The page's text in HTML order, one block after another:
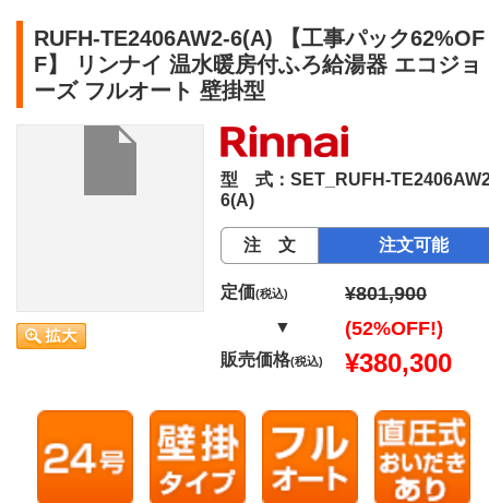
RUFH-TE2406AW2-6(A) 【工事パック62%OF
F】 リンナイ 温水暖房付ふろ給湯器 エコジョ
ーズ フルオート 壁掛型
型 式：SET_RUFH-
6(A)
注 文 注文可能
定価(税込) ¥801,900
▼ (52%OFF!)
販売価格(税込) ¥380,300